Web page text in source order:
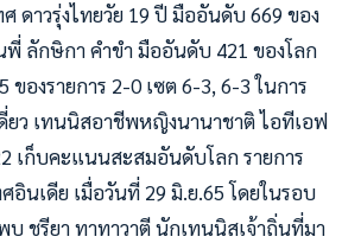
าวรุ่งไทยวัย 19 ปี มืออันดับ 669 ของ
พี่ ลักษิกา คำขำ มืออันดับ 421 ของโลก
องรายการ 2-0 เซต 6-3, 6-3 ในการ
ว เทนนิสอาชีพหญิงนานาชาติ ไอทีเอฟ
เก็บคะแนนสะสมอันดับโลก รายการ
อินเดีย เมื่อวันที่ 29 มิ.ย.65 โดยในรอบ
ชรียา ทาทาวาตี นักเทนนิสเจ้าถิ่นที่มา